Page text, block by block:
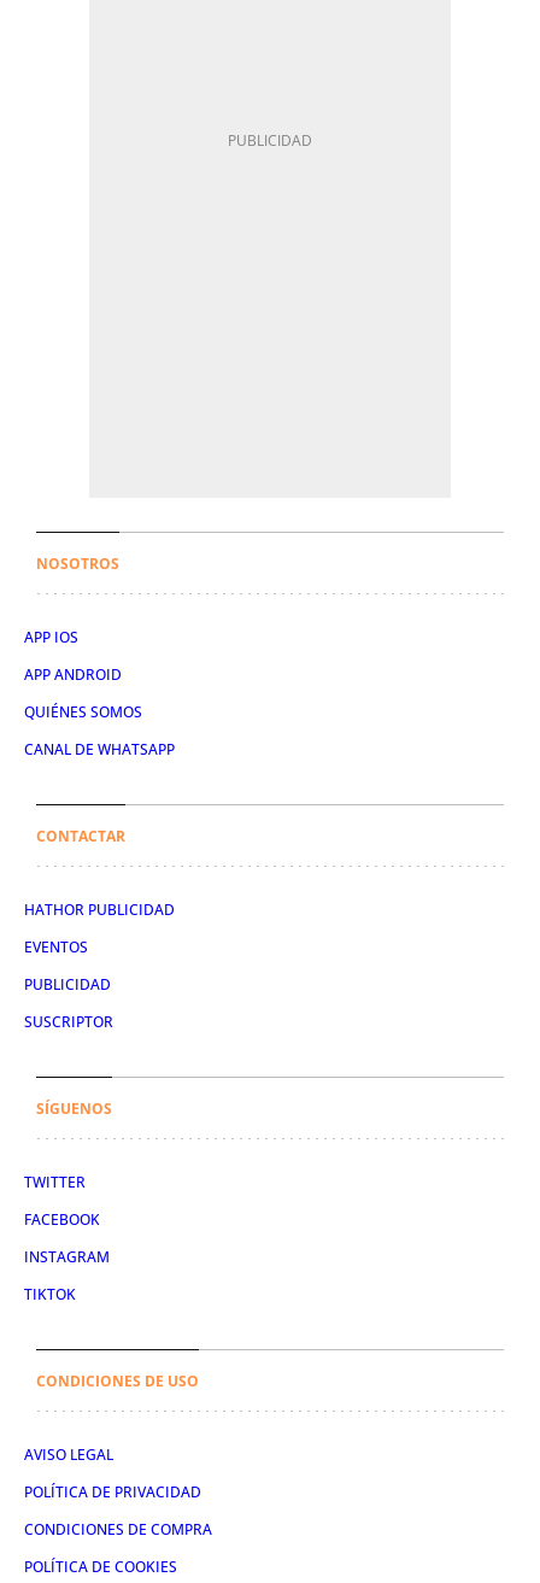
NOSOTROS
APP IOS
APP ANDROID
QUIÉNES SOMOS
CANAL DE WHATSAPP
CONTACTAR
HATHOR PUBLICIDAD
EVENTOS
PUBLICIDAD
SUSCRIPTOR
SÍGUENOS
TWITTER
FACEBOOK
INSTAGRAM
TIKTOK
CONDICIONES DE USO
AVISO LEGAL
POLÍTICA DE PRIVACIDAD
CONDICIONES DE COMPRA
POLÍTICA DE COOKIES